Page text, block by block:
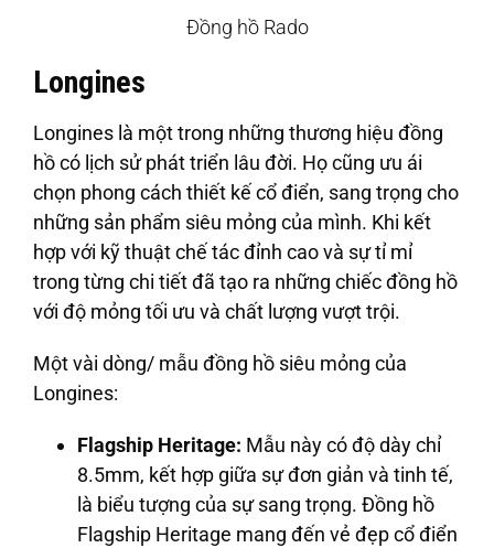
Đồng hồ Rado
Longines
Longines là một trong những thương hiệu đồng
hồ có lịch sử phát triển lâu đời. Họ cũng ưu ái
chọn phong cách thiết kế cổ điển, sang trọng cho
những sản phẩm siêu mỏng của mình. Khi kết
hợp với kỹ thuật chế tác đỉnh cao và sự tỉ mỉ
trong từng chi tiết đã tạo ra những chiếc đồng hồ
với độ mỏng tối ưu và chất lượng vượt trội.
Một vài dòng/ mẫu đồng hồ siêu mỏng của
Longines:
Flagship Heritage: Mẫu này có độ dày chỉ
8.5mm, kết hợp giữa sự đơn giản và tinh tế,
là biểu tượng của sự sang trọng. Đồng hồ
Flagship Heritage mang đến vẻ đẹp cổ điển